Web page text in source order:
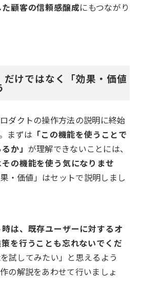
顧客の信頼感醸成にもつながり
けではなく「効果・価値
ダクトの操作方法の説明に終始
まずは 「この機能を使うことで
か」 が理解できないことには、
の機能を使う気になりませ
・価値」はセットで説明しまし
は、既存ユーザーに対するオ
を行うことも忘れないでくだ
試してみたい」と思えるよう
の解説をあわせて行いましょ